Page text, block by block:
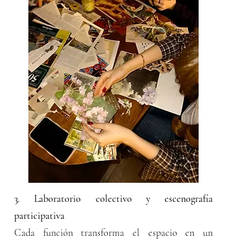
3. Laboratorio colectivo y escenografía
participativa
Cada función transforma el espacio en un